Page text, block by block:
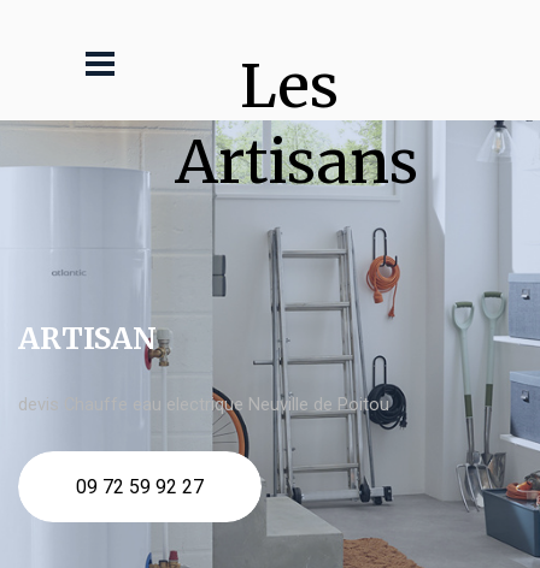
Les
Artisans
ARTISAN
devis Chauffe eau electrique Neuville de Poitou
09 72 59 92 27